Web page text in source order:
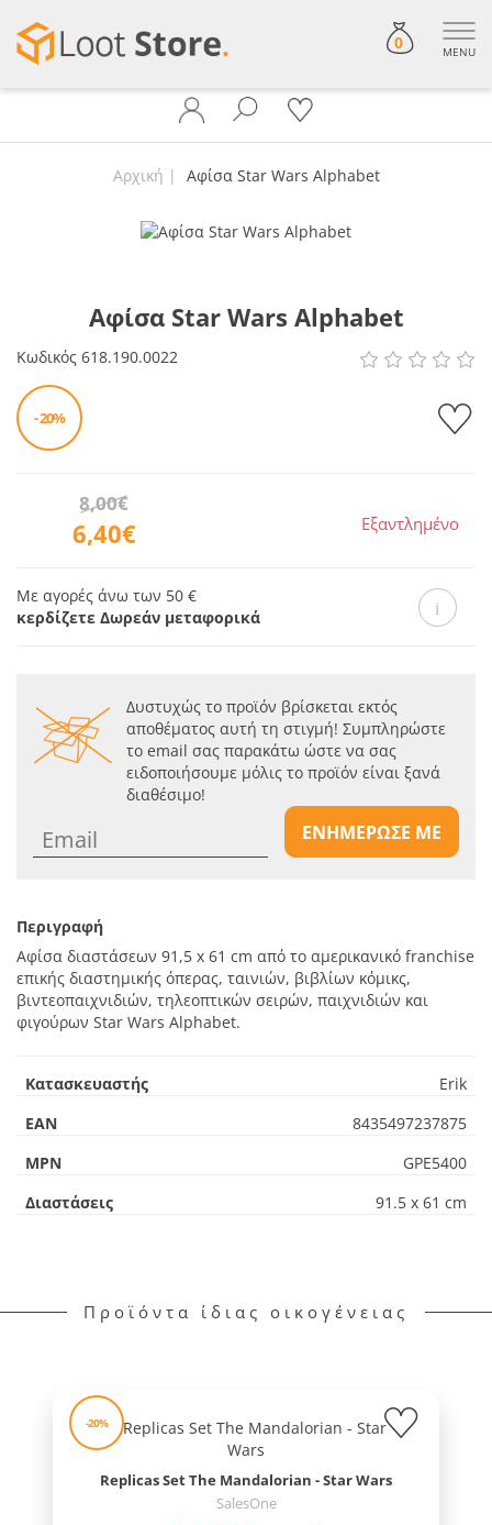
0 MENU
Αρχική Αφίσα Star Wars Alphabet
Αφίσα Star Wars Alphabet
Κωδικός 618.190.0022
- 20%
6,40€
8,00€
Εξαντλημένο
Με αγορές άνω των 50 €
κερδίζετε Δωρεάν μεταφορικά
Δυστυχώς το προϊόν βρίσκεται εκτός
αποθέματος αυτή τη στιγμή! Συμπληρώστε
το email σας παρακάτω ώστε να σας
ειδοποιήσουμε μόλις το προϊόν είναι ξανά
διαθέσιμο!
ΕΝΗΜΕΡΩΣΕ ΜΕ
Περιγραφή
Αφίσα διαστάσεων 91,5 x 61 cm από το αμερικανικό franchise
επικής διαστημικής όπερας, ταινιών, βιβλίων κόμικς,
βιντεοπαιχνιδιών, τηλεοπτικών σειρών, παιχνιδιών και
φιγούρων Star Wars Alphabet.
Κατασκευαστής
Erik
EAN
8435497237875
MPN
GPE5400
Διαστάσεις
91.5 x 61 cm
Προϊόντα ίδιας οικογένειας
-20%
Replicas Set The Mandalorian - Star Wars
SalesOne